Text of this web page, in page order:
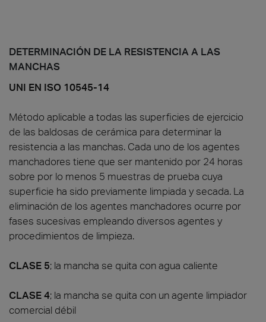
DETERMINACIÓN DE LA RESISTENCIA A LAS
MANCHAS
UNI EN ISO 10545-14
Método aplicable a todas las superficies de ejercicio
de las baldosas de cerámica para determinar la
resistencia a las manchas. Cada uno de los agentes
manchadores tiene que ser mantenido por 24 horas
sobre por lo menos 5 muestras de prueba cuya
superficie ha sido previamente limpiada y secada. La
eliminación de los agentes manchadores ocurre por
fases sucesivas empleando diversos agentes y
procedimientos de limpieza.
CLASE 5; la mancha se quita con agua caliente
CLASE 4; la mancha se quita con un agente limpiador
comercial débil